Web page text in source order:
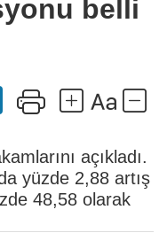
belli
açıkladı.
yüzde 2,88 artış
48,58 olarak